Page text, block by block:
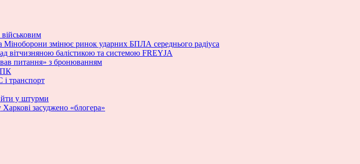
Міноборони змінює ринок ударних БПЛА середнього радіуса
вітчизняною балістикою та системою FREYJA
питання» з бронюванням
транспорт
йти у штурми
засуджено «блогера»